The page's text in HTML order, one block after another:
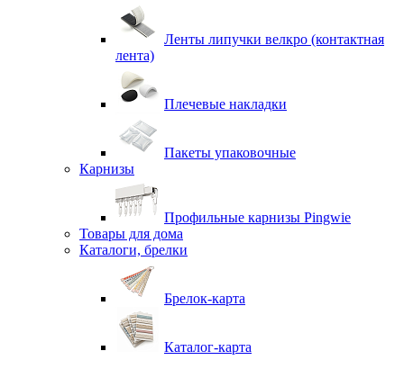
Ленты липучки велкро (контактная
лента)
Плечевые накладки
Пакеты упаковочные
Карнизы
Профильные карнизы Pingwie
Товары для дома
Каталоги, брелки
Брелок-карта
Каталог-карта